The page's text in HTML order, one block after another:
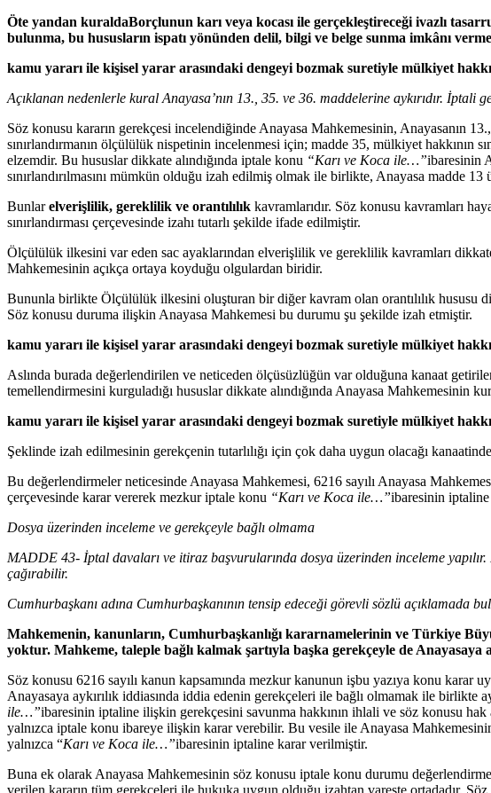
Öte yandan kuraldaBorçlunun karı veya kocası ile gerçekleştireceği ivazlı
bulunma, bu hususların ispatı yönünden delil, bilgi ve belge sunma imkânı
kamu yararı ile kişisel yarar arasındaki dengeyi bozmak suretiyle mülkiyet
Açıklanan nedenlerle kural Anayasa’nın 13., 35. ve 36. maddelerine aykırıdır. İptali
Söz konusu kararın gerekçesi incelendiğinde Anayasa Mahkemesinin, Anayasanın
sınırlandırmanın ölçülülük nispetinin incelenmesi için; madde 35, mülkiyet hakkının
elzemdir. Bu hususlar dikkate alındığında iptale konu “Karı ve Koca ile…”ibaresinin
sınırlandırılmasını mümkün olduğu izah edilmiş olmak ile birlikte, Anayasa madde
Bunlarelverişlilik, gereklilik ve orantılılık kavramlarıdır. Söz konusu kavramları
sınırlandırması çerçevesinde izahı tutarlı şekilde ifade edilmiştir.
Ölçülülük ilkesini var eden sac ayaklarından elverişlilik ve gereklilik kavramları dikkate
Mahkemesinin açıkça ortaya koyduğu olgulardan biridir.
Bununla birlikte Ölçülülük ilkesini oluşturan bir diğer kavram olan orantılılık hususu
Söz konusu duruma ilişkin Anayasa Mahkemesi bu durumu şu şekilde izah etmiştir.
kamu yararı ile kişisel yarar arasındaki dengeyi bozmak suretiyle mülkiyet
Aslında burada değerlendirilen ve neticeden ölçüsüzlüğün var olduğuna kanaat
temellendirmesini kurguladığı hususlar dikkate alındığında Anayasa Mahkemesinin
kamu yararı ile kişisel yarar arasındaki dengeyi bozmak suretiyle mülkiyet
Şeklinde izah edilmesinin gerekçenin tutarlılığı için çok daha uygun olacağı
Bu değerlendirmeler neticesinde Anayasa Mahkemesi, 6216 sayılı Anayasa
çerçevesinde karar vererek mezkur iptale konu “Karı ve Koca ile…”ibaresinin
Dosya üzerinden inceleme ve gerekçeyle bağlı olmama
MADDE 43- İptal davaları ve itiraz başvurularında dosya üzerinden inceleme
çağırabilir.
Cumhurbaşkanı adına Cumhurbaşkanının tensip edeceği görevli sözlü açıklamada
Mahkemenin, kanunların, Cumhurbaşkanlığı kararnamelerinin ve Türkiye
yoktur. Mahkeme, taleple bağlı kalmak şartıyla başka gerekçeyle de Anayasaya
Söz konusu 6216 sayılı kanun kapsamında mezkur kanunun işbu yazıya konu karar
Anayasaya aykırılık iddiasında iddia edenin gerekçeleri ile bağlı olmamak ile
ile…”ibaresinin iptaline ilişkin gerekçesini savunma hakkının ihlali ve söz konusu hak
yalnızca iptale konu ibareye ilişkin karar verebilir. Bu vesile ile Anayasa
yalnızca “Karı ve Koca ile…”ibaresinin iptaline karar verilmiştir.
Buna ek olarak Anayasa Mahkemesinin söz konusu iptale konu durumu
verilen kararın tüm gerekçeleri ile hukuka uygun olduğu izahtan vareste ortadadır.